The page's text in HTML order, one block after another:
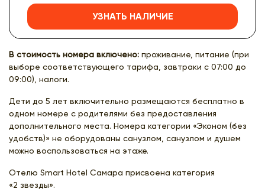
УЗНАТЬ НАЛИЧИЕ
В стоимость номера включено: проживание, питание (при
выборе соответствующего тарифа, завтраки с 07:00 до
09:00), налоги.
Дети до 5 лет включительно размещаются бесплатно в
одном номере с родителями без предоставления
дополнительного места. Номера категории «Эконом (без
удобств)» не оборудованы санузлом, санузлом и душем
можно воспользоваться на этаже.
Отелю Smart Hotel Самара присвоена категория
«2 звезды».